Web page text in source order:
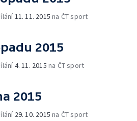
11. 11. 2015 na ČT sport
2015
4. 11. 2015 na ČT sport
2015
29. 10. 2015 na ČT sport